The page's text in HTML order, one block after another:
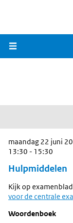
maandag 22 juni
13:30 - 15:30
Hulpmiddelen
Kijk op
voor de centrale
Woordenboek